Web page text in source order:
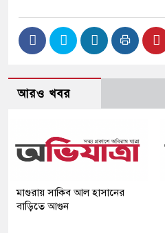
আরও খবর
মাগুরায় সাকিব আল হাসানের
বাড়িতে আগুন